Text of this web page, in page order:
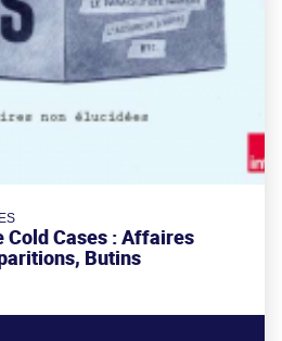
Cases : Affaires
Butins